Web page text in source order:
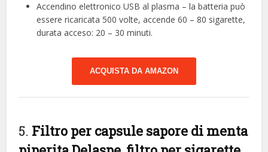
Accendino elettronico USB al plasma – la batteria può
essere ricaricata 500 volte, accende 60 – 80 sigarette,
durata acceso: 20 – 30 minuti.
ACQUISTA DA AMAZON
5. Filtro per capsule sapore di menta